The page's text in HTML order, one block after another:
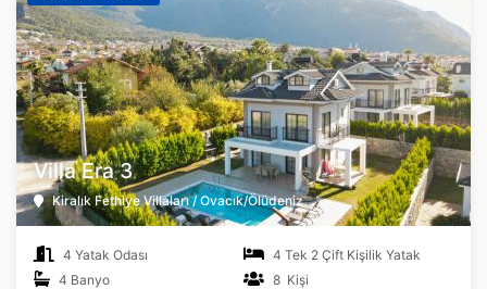
Villa Era 3
Kiralık Fethiye Villaları / Ovacık/Ölüdeniz
4 Yatak Odası
4 Tek 2 Çift Kişilik Yatak
4 Banyo
8 Kişi